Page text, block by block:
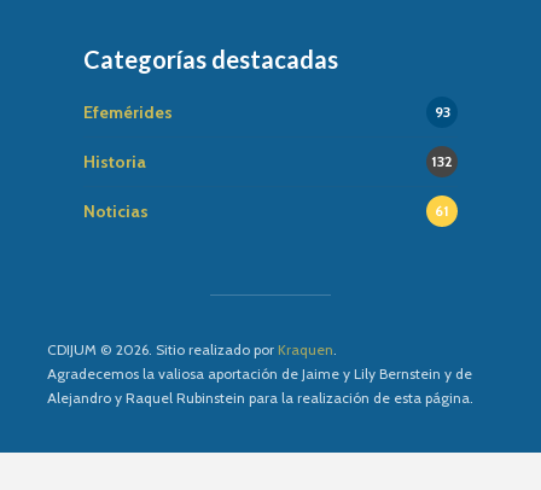
Categorías destacadas
Efemérides 93
Historia 132
Noticias 61
CDIJUM © 2026. Sitio realizado por Kraquen.
Agradecemos la valiosa aportación de Jaime y Lily Bernstein y de
Alejandro y Raquel Rubinstein para la realización de esta página.